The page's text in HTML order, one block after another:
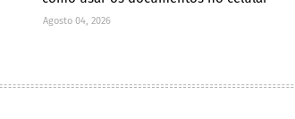
Agosto 04, 2026